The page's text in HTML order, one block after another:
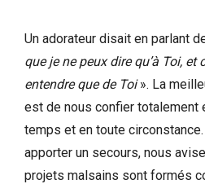
Un adorateur disait en parlant
que je ne peux dire qu’à Toi, et
entendre que de Toi». La
est de nous confier totalement
temps et en toute
apporter un secours, nous
projets malsains sont formés